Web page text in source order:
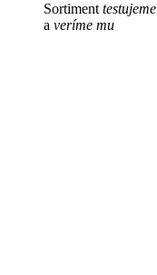
Sortiment testujeme
a veríme mu